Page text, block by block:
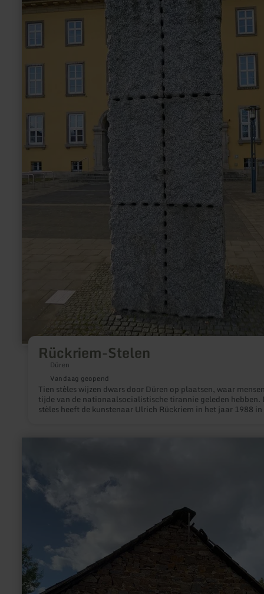
Rückriem-Stelen
Düren
Vandaag geopend
Tien stèles wijzen dwars door Düren op plaatsen, waar
tijde van de nationaalsocialistische tirannie geleden hebben.
stèles heeft de kunstenaar Ulrich Rückriem in het jaar 1988
Stelen
Historische